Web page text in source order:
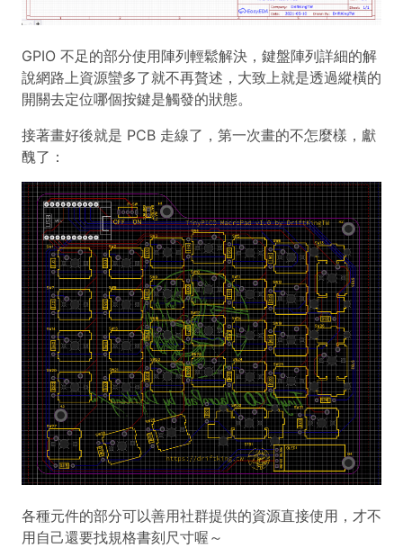
GPIO 不足的部分使用陣列輕鬆解決，鍵盤陣列詳細的解
說網路上資源蠻多了就不再贅述，大致上就是透過縱橫的
開關去定位哪個按鍵是觸發的狀態。
接著畫好後就是 PCB 走線了，第一次畫的不怎麼樣，獻
醜了：
各種元件的部分可以善用社群提供的資源直接使用，才不
用自己還要找規格書刻尺寸喔～